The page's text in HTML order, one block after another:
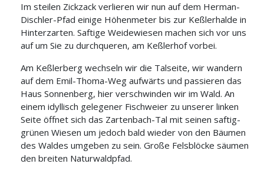
Im steilen Zickzack verlieren wir nun auf dem Herman-
Dischler-Pfad einige Höhenmeter bis zur Keßlerhalde in
Hinterzarten. Saftige Weidewiesen machen sich vor uns
auf um Sie zu durchqueren, am Keßlerhof vorbei.
Am Keßlerberg wechseln wir die Talseite, wir wandern
auf dem Emil-Thoma-Weg aufwärts und passieren das
Haus Sonnenberg, hier verschwinden wir im Wald. An
einem idyllisch gelegener Fischweier zu unserer linken
Seite öffnet sich das Zartenbach-Tal mit seinen saftig-
grünen Wiesen um jedoch bald wieder von den Bäumen
des Waldes umgeben zu sein. Große Felsblöcke säumen
den breiten Naturwaldpfad.